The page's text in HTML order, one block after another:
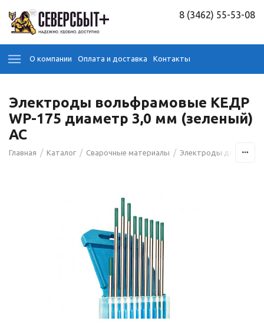
8 (3462) 55-53-08
О компании Оплата и доставка Контакты
Электроды вольфрамовые КЕДР
WP-175 диаметр 3,0 мм (зеленый)
AC
Главная / Каталог / Сварочные материалы / Электроды для сварки